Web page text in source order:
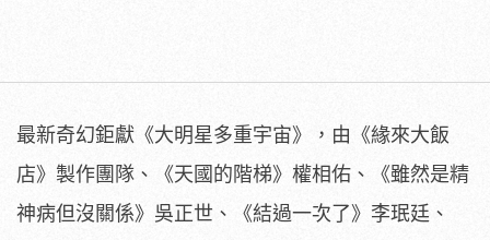
最新奇幻鉅獻《大明星多重宇宙》，由《緣來大飯
店》製作團隊、《天國的階梯》權相佑、《雖然是精
神病但沒關係》吳正世、《結過一次了》李珉廷、